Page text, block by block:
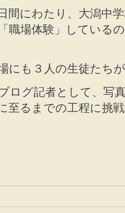
間にわたり、大潟中
職場体験」している
にも３人の生徒たち
ログ記者として、写
至るまでの工程に挑